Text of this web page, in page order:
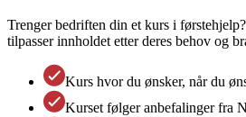
Trenger bedriften din et kurs i
tilpasser innholdet etter deres behov og
Kurs hvor du ønsker, når du
Kurset følger anbefalinger fra